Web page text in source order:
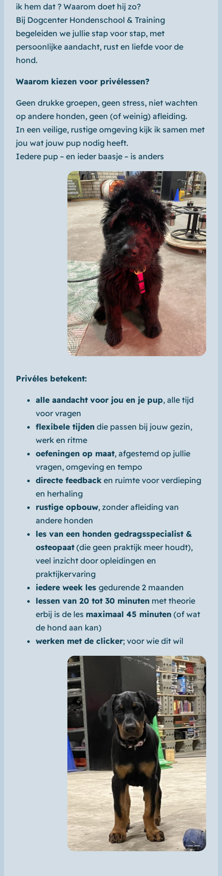
ik hem dat ? Waarom doet hij zo?
Bij Dogcenter Hondenschool & Training
begeleiden we jullie stap voor stap, met
persoonlijke aandacht, rust en liefde voor de
hond.
Waarom kiezen voor privélessen?
Geen drukke groepen, geen stress, niet wachten
op andere honden, geen (of weinig) afleiding.
In een veilige, rustige omgeving kijk ik samen met
jou wat jouw pup nodig heeft.
Iedere pup – en ieder baasje – is anders
Privéles betekent:
alle aandacht voor jou en je pup, alle tijd
voor vragen
flexibele tijden die passen bij jouw gezin,
werk en ritme
oefeningen op maat, afgestemd op jullie
vragen, omgeving en tempo
directe feedback en ruimte voor verdieping
en herhaling
rustige opbouw, zonder afleiding van
andere honden
les van een honden gedragsspecialist &
osteopaat (die geen praktijk meer houdt),
veel inzicht door opleidingen en
praktijkervaring
iedere week les gedurende 2 maanden
lessen van 20 tot 30 minuten met theorie
erbij is de les maximaal 45 minuten (of wat
de hond aan kan)
werken met de clicker; voor wie dit wil